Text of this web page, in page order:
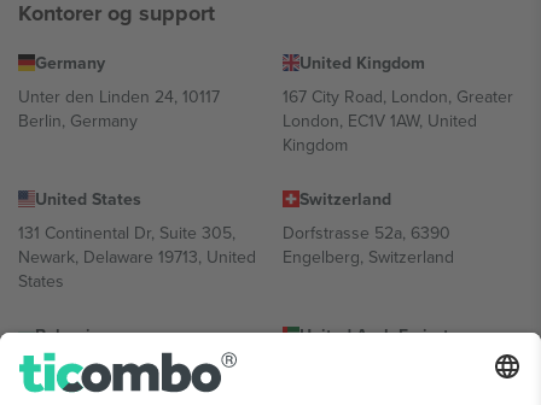
Kontorer og support
Germany
Unter den Linden 24, 10117
Berlin, Germany
United Kingdom
167 City Road, London, Greater
London, EC1V 1AW, United
Kingdom
United States
131 Continental Dr, Suite 305,
Newark, Delaware 19713, United
States
Switzerland
Dorfstrasse 52a, 6390
Engelberg, Switzerland
Bulgaria
Regus Sofia City West, bul
Totleben 53-55, 1606 Sofia,
United Arab Emirates
UAE Dubai Silicon Oasis, DDP